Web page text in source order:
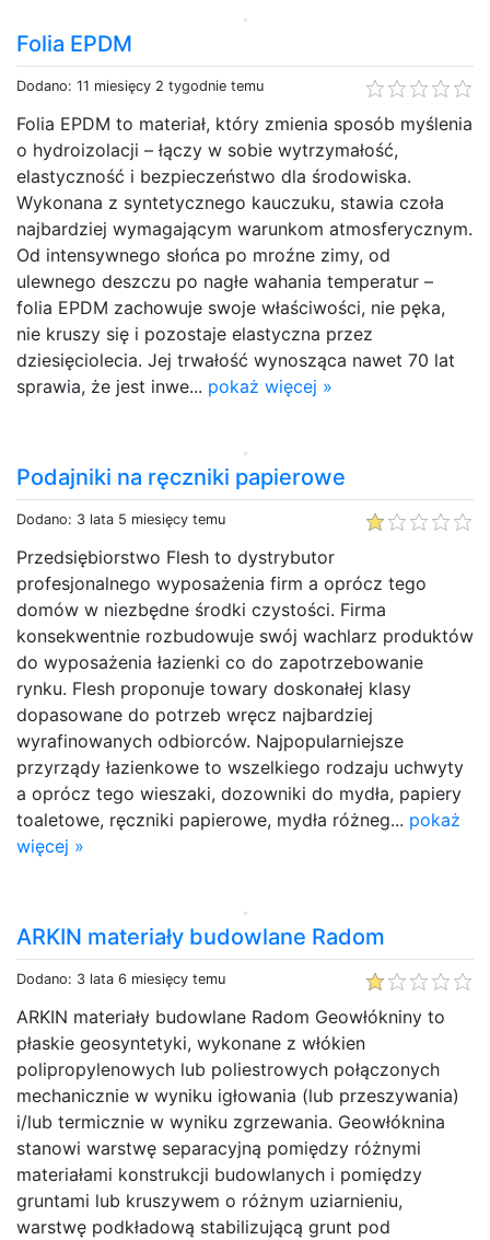
Folia EPDM
Dodano: 11 miesięcy 2 tygodnie temu
Folia EPDM to materiał, który zmienia sposób myślenia
o hydroizolacji – łączy w sobie wytrzymałość,
elastyczność i bezpieczeństwo dla środowiska.
Wykonana z syntetycznego kauczuku, stawia czoła
najbardziej wymagającym warunkom atmosferycznym.
Od intensywnego słońca po mroźne zimy, od
ulewnego deszczu po nagłe wahania temperatur –
folia EPDM zachowuje swoje właściwości, nie pęka,
nie kruszy się i pozostaje elastyczna przez
dziesięciolecia. Jej trwałość wynosząca nawet 70 lat
sprawia, że jest inwe... pokaż więcej »
Podajniki na ręczniki papierowe
Dodano: 3 lata 5 miesięcy temu
Przedsiębiorstwo Flesh to dystrybutor
profesjonalnego wyposażenia firm a oprócz tego
domów w niezbędne środki czystości. Firma
konsekwentnie rozbudowuje swój wachlarz produktów
do wyposażenia łazienki co do zapotrzebowanie
rynku. Flesh proponuje towary doskonałej klasy
dopasowane do potrzeb wręcz najbardziej
wyrafinowanych odbiorców. Najpopularniejsze
przyrządy łazienkowe to wszelkiego rodzaju uchwyty
a oprócz tego wieszaki, dozowniki do mydła, papiery
toaletowe, ręczniki papierowe, mydła różneg... pokaż
więcej »
ARKIN materiały budowlane Radom
Dodano: 3 lata 6 miesięcy temu
ARKIN materiały budowlane Radom Geowłókniny to
płaskie geosyntetyki, wykonane z włókien
polipropylenowych lub poliestrowych połączonych
mechanicznie w wyniku igłowania (lub przeszywania)
i/lub termicznie w wyniku zgrzewania. Geowłóknina
stanowi warstwę separacyjną pomiędzy różnymi
materiałami konstrukcji budowlanych i pomiędzy
gruntami lub kruszywem o różnym uziarnieniu,
warstwę podkładową stabilizującą grunt pod